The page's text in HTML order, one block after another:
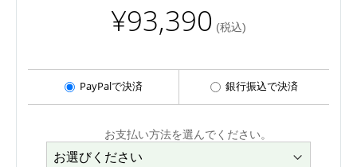
¥93,390 (税込)
PayPalで決済 銀行振込で決済
お支払い方法を選んでください。